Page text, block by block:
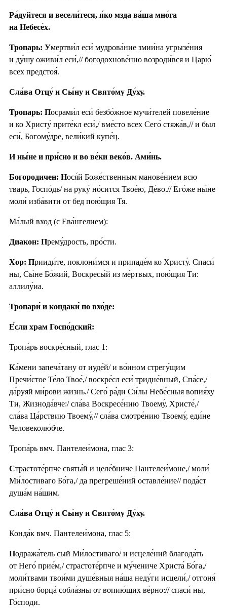
Ра́дуйтеся и весели́теся, я́ко мзда ва́ша мно́га
на Небесе́х.
Тропарь: Умертви́л еси́ мудрова́ние змии́на угрызе́ния
и ду́шу оживи́л еси́,// богодохнове́нно возроди́вся и Царю́
всех предстоя́.
Сла́ва Отцу́ и Сы́ну и Свято́му Ду́ху.
Тропарь: Посрами́л еси́ безбо́жное мучи́телей повеле́ние
и ко Христу́ прите́кл еси́,/ вме́сто всех Сего́ стяжа́в,// и был
еси́, Богому́дре, вели́кий купе́ц.
И ны́не и при́сно и во ве́ки веко́в. Ами́нь.
Богородичен: Нося́й Боже́ственным манове́нием всю
тварь, Госпо́дь/ на руку́ но́сится Твое́ю, Де́во.// Его́же ны́не
моли́ изба́вити от бед пою́щия Тя.
Ма́лый вход (с Ева́нгелием):
Диакон: Прему́дрость, про́сти.
Хор: Прииди́те, поклони́мся и припаде́м ко Христу́. Спаси́
ны, Сы́не Бо́жий, Воскресы́й из ме́ртвых, пою́щия Ти:
аллилу́иа.
Тропари́ и кондаки́ по вхо́де:
Е́сли храм Госпо́дский:
Тропа́рь воскре́сный, глас 1:
Ка́мени запеча́тану от иуде́й/ и во́ином стрегу́щим
Пречи́стое Те́ло Твое́,/ воскре́сл еси́ тридне́вный, Спа́се,/
да́руяй ми́рови жизнь./ Сего́ ра́ди Си́лы Небе́сныя вопия́ху
Ти, Жизнода́вче:/ сла́ва Воскресе́нию Твоему́, Христе́,/
сла́ва Ца́рствию Твоему́,// сла́ва смотре́нию Твоему́, еди́не
Человеколю́бче.
Тропа́рь вмч. Пантелеи́мона, глас 3:
Страстоте́рпче святы́й и целе́бниче Пантелеи́моне,/ моли́
Ми́лостиваго Бо́га,/ да прегреше́ний оставле́ние// пода́ст
душа́м на́шим.
Сла́ва Отцу́ и Сы́ну и Свято́му Ду́ху.
Конда́к вмч. Пантелеи́мона, глас 5:
Подража́тель сый Ми́лостиваго/ и исцеле́ний благода́ть
от Него́ прие́м,/ страстоте́рпче и му́чениче Христа́ Бо́га,/
моли́твами твои́ми душе́вныя на́ша неду́ги исцели́,/ отгоня́
при́сно борца́ собла́зны от вопию́щих ве́рно:// спаси́ ны,
Го́споди.